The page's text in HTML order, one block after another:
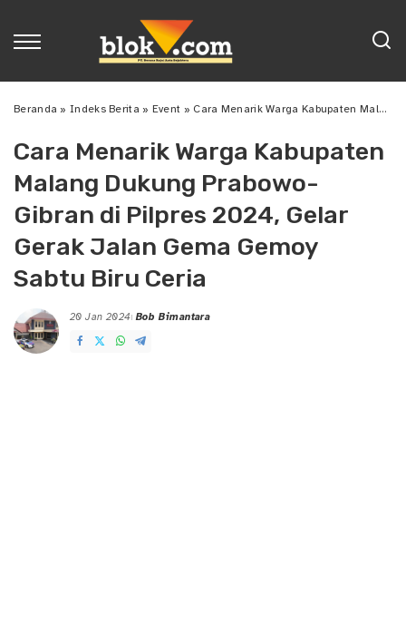
Beranda »Indeks Berita » Event » Cara Menarik Warga Kabupaten Malang Dukung Prabowo-Gibran di Pilpres 2024, Gelar Gerak Jalan Gema Gemoy Sabtu Biru Ceria
Cara Menarik Warga Kabupaten
Malang Dukung Prabowo-
Gibran di Pilpres 2024, Gelar
Gerak Jalan Gema Gemoy
Sabtu Biru Ceria
20 Jan 2024
Posted
by
Bob Bimantara